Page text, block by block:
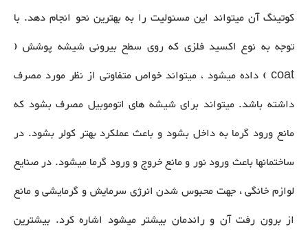
کوتینگ آن میتواند این مسئولیت را به بهترین نحو انجام دهد. با
توجه به نوع اکسید فلزی که روی سطح بیرونی شیشه پوشش (
coat ) داده میشود ، میتواند خواص متفاوتی از نظر مورد مصرف
داشته باشد. میتواند برای شیشه های اتوموبیل مصرف بشود که
مانع ورود گرما به داخل بشود و باعث عملکرد بهتر کولر بشود. در
ساختمانها باعث ورود نور و مانع خروج و ورود گرما میشود. در صنایع
لوازم خانگی ، جهت محبوس شدن انرژی سرمایش و گرمایشی و مانع
از برون رفت آن و راندمان بیشتر میشود اشاره کرد. بیشترین